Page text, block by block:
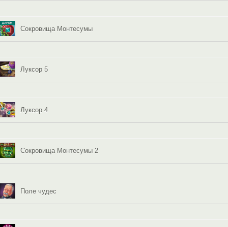
Сокровища Монтесумы
Луксор 5
Луксор 4
Сокровища Монтесумы 2
Поле чудес